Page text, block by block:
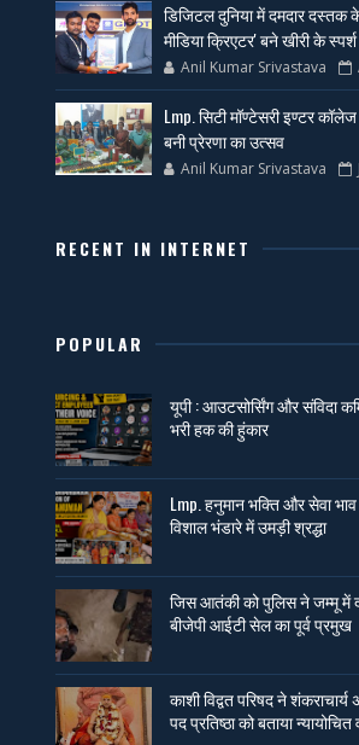
डिजिटल दुनिया में दमदार
मीडिया क्रिएटर' बने खीरी के स्पर्श
Anil Kumar Srivastava
Lmp. सिटी मॉण्टेसरी इण्टर कॉलेज
बनी प्रेरणा का उत्सव
Anil Kumar Srivastava
RECENT IN INTERNET
POPULAR
यूपी : आउटसोर्सिंग और संविदा
भरी हक की हुंकार
Lmp. हनुमान भक्ति और सेवा
विशाल भंडारे में उमड़ी श्रद्धा
जिस आतंकी को पुलिस ने जम्मू में
बीजेपी आईटी सेल का पूर्व प्रमुख
काशी विद्वत परिषद ने
पद प्रतिष्ठा को बताया